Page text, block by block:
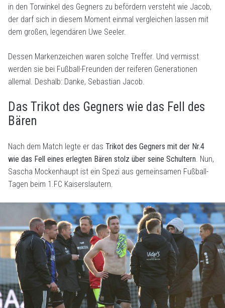
in den Torwinkel des Gegners zu befördern versteht wie Jacob,
der darf sich in diesem Moment einmal vergleichen lassen mit
dem großen, legendären Uwe Seeler.
Dessen Markenzeichen waren solche Treffer. Und vermisst
werden sie bei Fußball-Freunden der reiferen Generationen
allemal. Deshalb: Danke, Sebastian Jacob.
Das Trikot des Gegners wie das Fell des
Bären
Nach dem Match legte er das Trikot des Gegners mit der Nr.4
wie das Fell eines erlegten Bären stolz über seine Schultern. Nun,
Sascha Mockenhaupt ist ein Spezi aus gemeinsamen Fußball-
Tagen beim 1.FC Kaiserslautern.